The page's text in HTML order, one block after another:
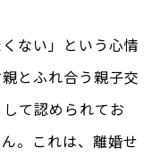
ない」という心情
とふれ合う親子交
て認められてお
。これは、離婚せ